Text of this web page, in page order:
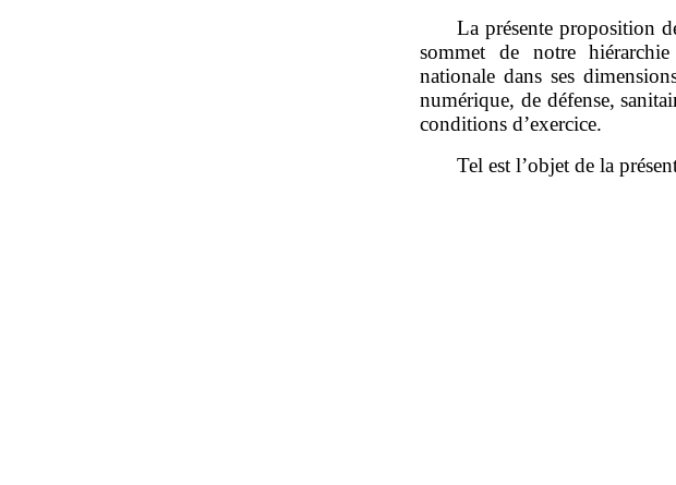
La présente proposition
sommet de notre
nationale dans ses
numérique, de défense,
conditions d’exercice.
Tel est l’objet de la